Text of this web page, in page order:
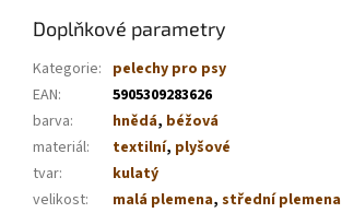
Doplňkové parametry
Kategorie: pelechy pro psy
EAN:
5905309283626
barva: hnědá, béžová
materiál: textilní, plyšové
tvar:
kulatý
velikost: malá plemena, střední plemena